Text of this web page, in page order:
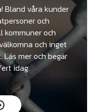
Bland våra kunder
och
och
och inget
mer och begär
idag.